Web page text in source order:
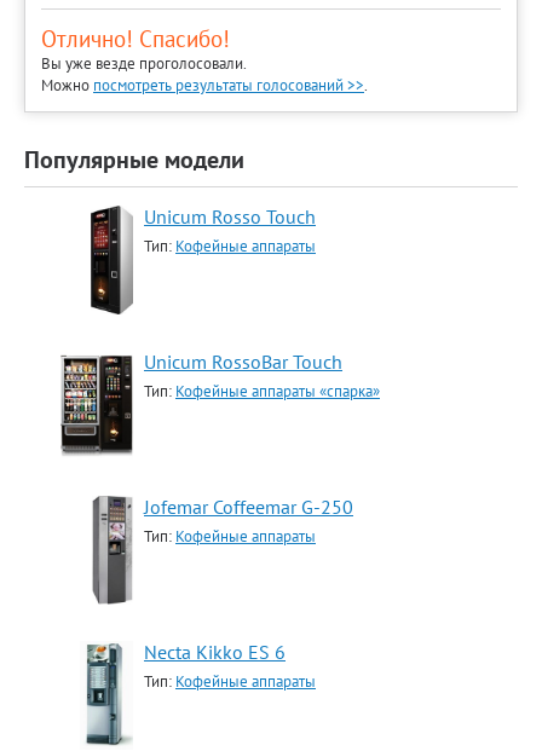
Отлично! Спасибо!
Вы уже везде проголосовали.
Можно посмотреть результаты голосований >>.
Популярные модели
Unicum Rosso Touch
Тип: Кофейные аппараты
Unicum RossoBar Touch
Тип: Кофейные аппараты «спарка»
Jofemar Coffeemar G-250
Тип: Кофейные аппараты
Necta Kikko ES 6
Тип: Кофейные аппараты